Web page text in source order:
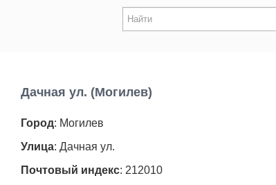
Дачная ул. (Могилев)
Город: Могилев
Улица: Дачная ул.
Почтовый индекс: 212010